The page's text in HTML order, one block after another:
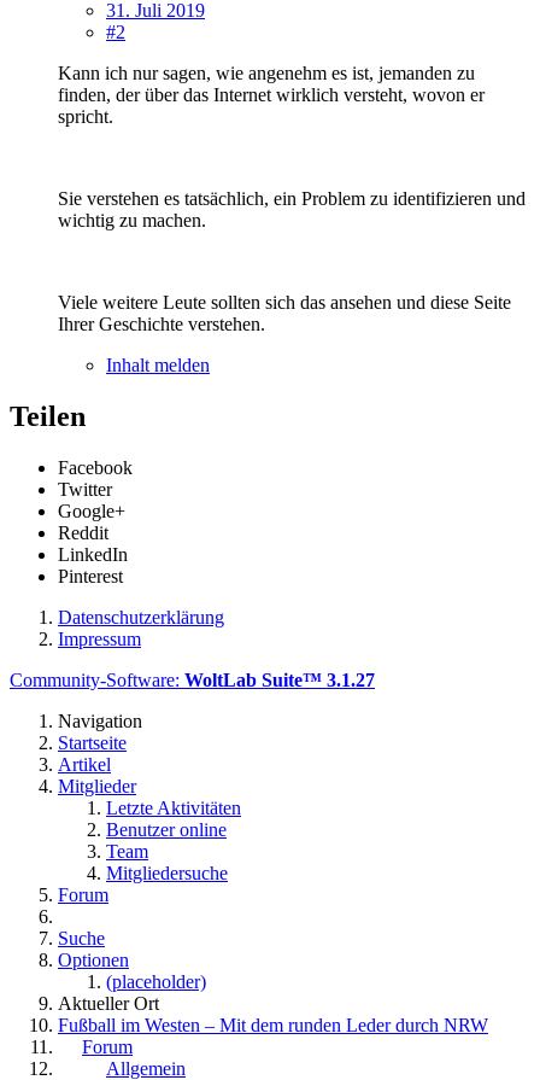
31. Juli 2019
#2
Kann ich nur sagen, wie angenehm es ist, jemanden zu
finden, der über das Internet wirklich versteht, wovon er
spricht.
Sie verstehen es tatsächlich, ein Problem zu identifizieren und
wichtig zu machen.
Viele weitere Leute sollten sich das ansehen und diese Seite
Ihrer Geschichte verstehen.
Inhalt melden
Teilen
Facebook
Twitter
Google+
Reddit
LinkedIn
Pinterest
Datenschutzerklärung
Impressum
Community-Software: WoltLab Suite™ 3.1.27
Navigation
Startseite
Artikel
Mitglieder
Letzte Aktivitäten
Benutzer online
Team
Mitgliedersuche
Forum
Suche
Optionen
(placeholder)
Aktueller Ort
Fußball im Westen – Mit dem runden Leder durch NRW
Forum
Allgemein